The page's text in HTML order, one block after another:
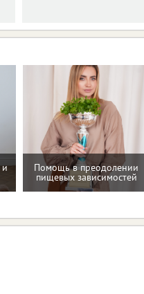
Помощь в преодолении
пищевых зависимостей